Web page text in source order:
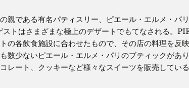
親である有名パティスリー、ピエール・エルメ・パ
ストはさまざまな極上のデザートでもてなされる。
の各飲食施設に合わせたもので、その店の料理を反
数少ないピエール・エルメ・パリのブティックがあ
レート、クッキーなど様々なスイーツを販売している